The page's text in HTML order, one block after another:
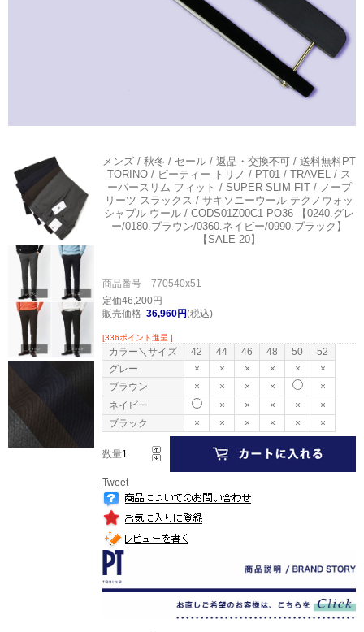
メンズ / 秋冬 / セール / 返品・交換不可 / 送料無料PT
TORINO / ピーティー トリノ / PT01 / TRAVEL / ス
ーパースリム フィット / SUPER SLIM FIT / ノープ
リーツ スラックス / サキソニーウール テクノウォッ
シャブル ウール / CODS01Z00C1-PO36 【0240.グレ
ー/0180.ブラウン/0360.ネイビー/0990.ブラック】
【SALE 20】
商品番号 770540x51
定価46,200円
販売価格 36,960円(税込)
[336ポイント進呈 ]
カラー＼サイズ 42 44 46 48 50
52
グレー
× × × × ×
×
ブラウン
× × × ×
×
ネイビー
× × × ×
×
ブラック
× × × × × ×
数量
Tweet